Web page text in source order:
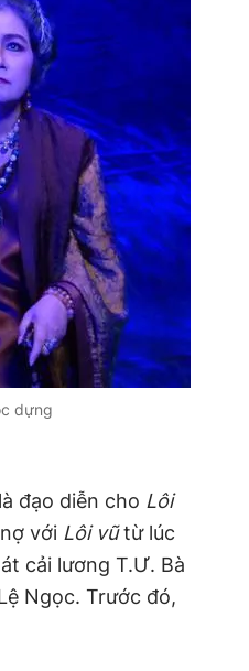
dựng
đạo diễn cho Lôi
với Lôi vũtừ lúc
cải lương T.Ư. Bà
Ngọc. Trước đó,